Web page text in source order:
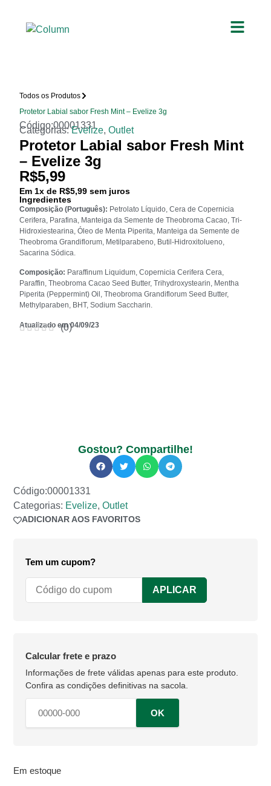
Todos os Produtos
Protetor Labial sabor Fresh Mint – Evelize 3g
Código:00001331
Categorias:Evelize,Outlet
Protetor Labial sabor Fresh Mint
– Evelize 3g
R$5,99
Em 1x de R$5,99 sem juros
Ingredientes
Composição (Português): Petrolato Líquido, Cera de Copernicia
Cerifera, Parafina, Manteiga da Semente de Theobroma Cacao, Tri-
Hidroxiestearina, Óleo de Menta Piperita, Manteiga da Semente de
Theobroma Grandiflorum, Metilparabeno, Butil-Hidroxitolueno,
Sacarina Sódica.
Composição: Paraffinum Liquidum, Copernicia Cerifera Cera,
Paraffin, Theobroma Cacao Seed Butter, Trihydroxystearin, Mentha
Piperita (Peppermint) Oil, Theobroma Grandiflorum Seed Butter,
Methylparaben, BHT, Sodium Saccharin.
Atualizado em 04/09/23
(0)
Gostou? Compartilhe!
Código:00001331
Categorias: Evelize,Outlet
ADICIONAR AOS FAVORITOS
Tem um cupom?
APLICAR
Calcular frete e prazo
OK
Em estoque